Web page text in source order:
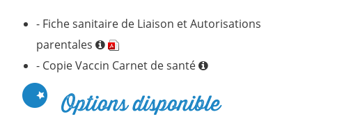
- Fiche sanitaire de Liaison et Autorisations
parentales
- Copie Vaccin Carnet de santé
Options disponible